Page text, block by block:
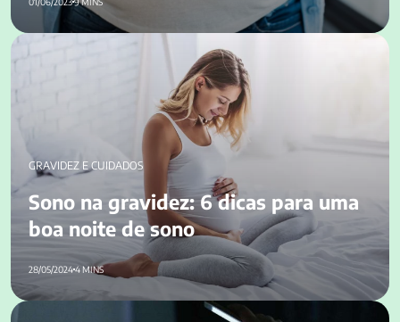
Sono na gravidez: 6 dicas para uma boa noite de sono
GRAVIDEZ E CUIDADOS
Sono na gravidez: 6 dicas para uma
boa noite de sono
28/05/20244 MINS
Grávida e sem dormir? Confira o que pode causar insônia na